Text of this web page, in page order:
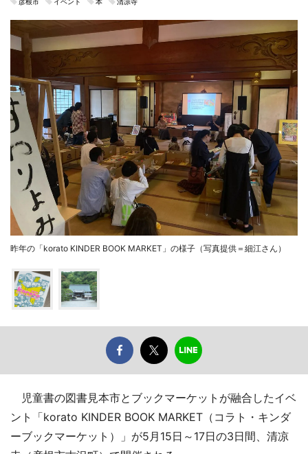
昨年の「korato KINDER BOOK MARKET」の様子（写真提供＝細江さん）
児童書の図書見本市とブックマーケットが融合したイベ
ント「korato KINDER BOOK MARKET（コラト・キンダ
ーブックマーケット）」が5月15日～17日の3日間、清凉